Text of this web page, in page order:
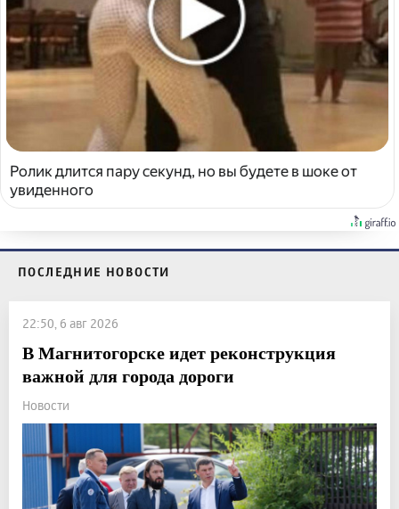
Ролик длится пару секунд, но вы будете в шоке от
увиденного
ПОСЛЕДНИЕ НОВОСТИ
22:50, 6 авг 2026
В Магнитогорске идет реконструкция
важной для города дороги
Новости